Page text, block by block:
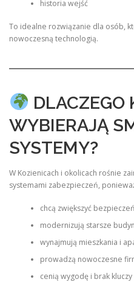
historia wejść
To idealne rozwiązanie dla osób,
nowoczesną technologią.
DLACZEGO
WYBIERAJĄ
SYSTEMY?
W Kozienicach i okolicach rośnie
systemami zabezpieczeń,
chcą zwiększyć
modernizują starsze
wynajmują mieszkania i
prowadzą nowoczesne
cenią wygodę i brak kluczy